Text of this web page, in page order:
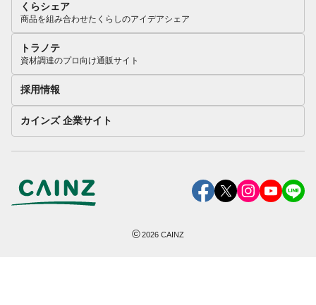
くらシェア
商品を組み合わせたくらしのアイデアシェア
トラノテ
資材調達のプロ向け通販サイト
採用情報
カインズ 企業サイト
©2026 CAINZ